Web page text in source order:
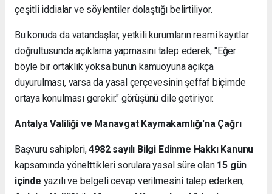
çeşitli iddialar ve söylentiler dolaştığı belirtiliyor.
Bu konuda da vatandaşlar, yetkili kurumların resmi kayıtlar
doğrultusunda açıklama yapmasını talep ederek, "Eğer
böyle bir ortaklık yoksa bunun kamuoyuna açıkça
duyurulması, varsa da yasal çerçevesinin şeffaf biçimde
ortaya konulması gerekir." görüşünü dile getiriyor.
Antalya Valiliği ve Manavgat Kaymakamlığı'na Çağrı
Başvuru sahipleri,4982 sayılı Bilgi Edinme Hakkı Kanunu
kapsamında yönelttikleri sorulara yasal süre olan 15 gün
içinde yazılı ve belgeli cevap verilmesini talep ederken,